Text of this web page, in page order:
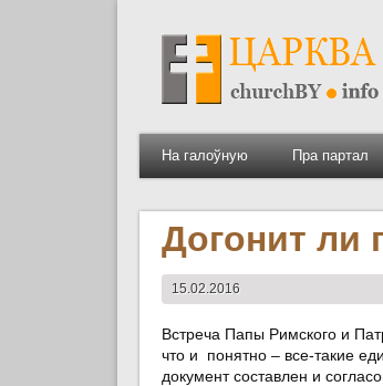
На галоўную Пра партал
Догонит ли
15.02.2016
Встреча Папы Римского и
что и понятно – все-такие
документ составлен и